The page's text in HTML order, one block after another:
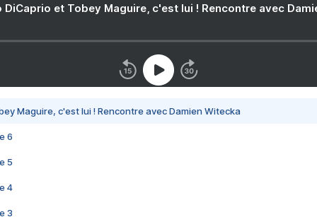
DiCaprio et Tobey Maguire, c'est lui ! Rencontre avec
Maguire, c'est lui ! Rencontre avec Damien Witecka
6
5
4
3